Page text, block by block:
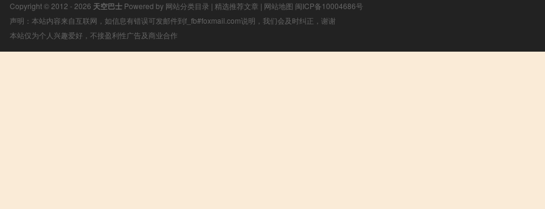
Copyright © 2012 - 2026 天空巴士 Powered by 网站分类目录 | 精选推荐文章 | 网站地图 闽ICP备10004686号
声明：本站内容来自互联网，如信息有错误可发邮件到f_fb#foxmail.com说明，我们会及时纠正，谢谢
本站仅为个人兴趣爱好，不接盈利性广告及商业合作